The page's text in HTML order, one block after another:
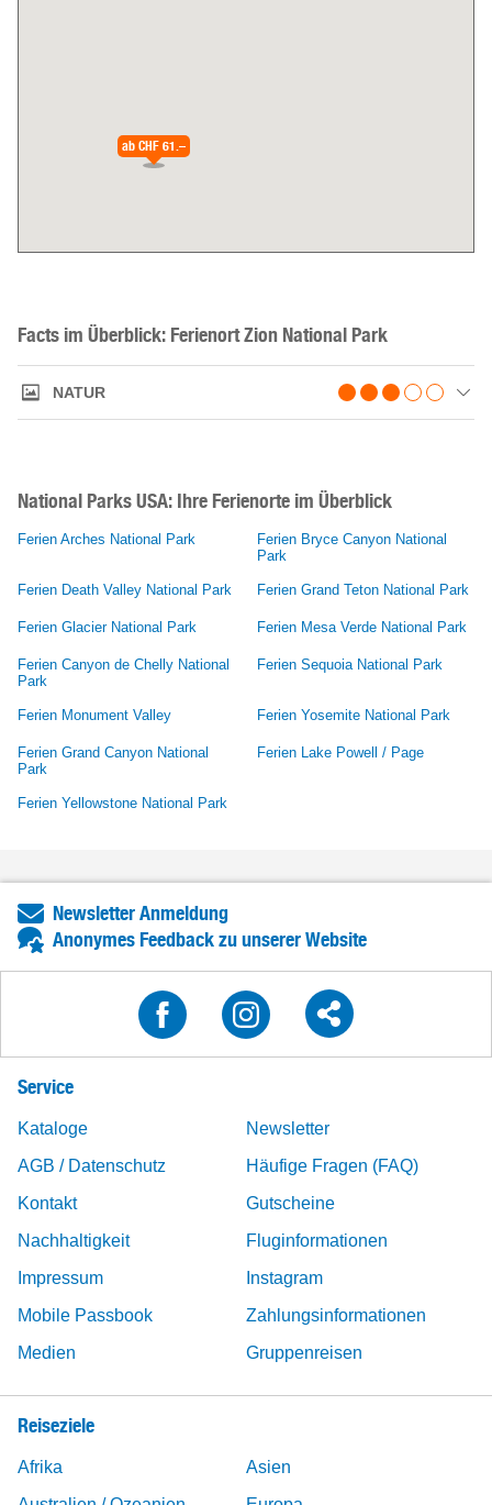
ab CHF 61.–
Facts im Überblick: Ferienort Zion National Park
NATUR
National Parks USA: Ihre Ferienorte im Überblick
Ferien Arches National Park
Ferien Bryce Canyon National
Park
Ferien Death Valley National Park Ferien Grand Teton National Park
Ferien Glacier National Park Ferien Mesa Verde National Park
Ferien Canyon de Chelly National
Park
Ferien Sequoia National Park
Ferien Monument Valley Ferien Yosemite National Park
Ferien Grand Canyon National
Park
Ferien Lake Powell / Page
Ferien Yellowstone National Park
Newsletter Anmeldung
Anonymes Feedback zu unserer Website
Service
Kataloge
Newsletter
AGB / Datenschutz
Häufige Fragen (FAQ)
Kontakt
Gutscheine
Nachhaltigkeit
Fluginformationen
Impressum
Instagram
Mobile Passbook
Zahlungsinformationen
Medien
Gruppenreisen
Reiseziele
Afrika
Asien